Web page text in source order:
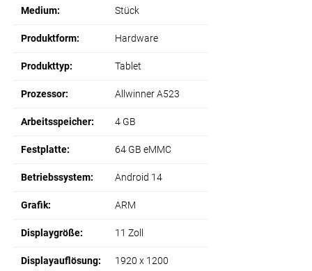
Medium: Stück
Produktform: Hardware
Produkttyp: Tablet
Prozessor: Allwinner A523
Arbeitsspeicher: 4 GB
Festplatte: 64 GB eMMC
Betriebssystem: Android 14
Grafik: ARM
Displaygröße: 11 Zoll
Displayauflösung: 1920 x 1200